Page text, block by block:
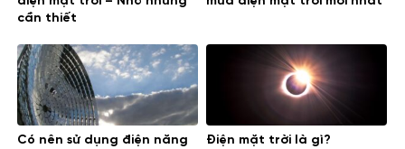
cần thiết
Có nên sử dụng điện năng
Điện mặt trời là gì?